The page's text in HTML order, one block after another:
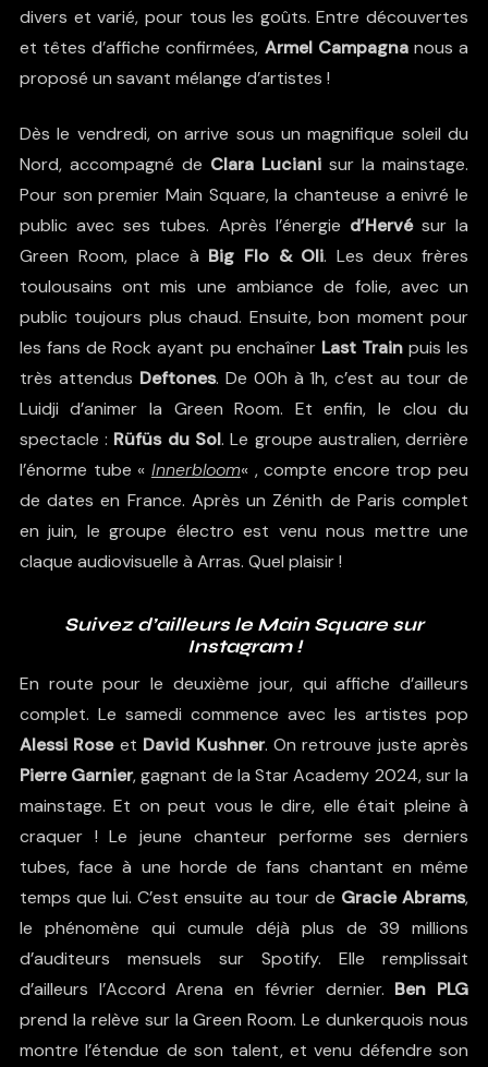
divers et varié, pour tous les goûts. Entre découvertes
et têtes d’affiche confirmées, Armel Campagnanous a
proposé un savant mélange d’artistes !
Dès le vendredi, on arrive sous un magnifique soleil du
Nord, accompagné de Clara Luciani sur la mainstage.
Pour son premier Main Square, la chanteuse a enivré le
public avec ses tubes. Après l’énergie d’Hervésur la
Green Room, place à Big Flo & Oli. Les deux frères
toulousains ont mis une ambiance de folie, avec un
public toujours plus chaud. Ensuite, bon moment pour
les fans de Rock ayant pu enchaînerLast Trainpuis les
très attendus Deftones. De 00h à 1h, c’est au tour de
Luidji d’animer la Green Room. Et enfin, le clou du
spectacle : Rüfüs du Sol. Le groupe australien, derrière
l’énorme tube « Innerbloom« , compte encore trop peu
de dates en France. Après un Zénith de Paris complet
en juin, le groupe électro est venu nous mettre une
claque audiovisuelle à Arras. Quel plaisir !
Suivez d’ailleurs le Main Square sur
Instagram !
En route pour le deuxième jour, qui affiche d’ailleurs
complet. Le samedi commence avec les artistes pop
Alessi Roseet David Kushner. On retrouve juste après
Pierre Garnier, gagnant de la Star Academy 2024, sur la
mainstage. Et on peut vous le dire, elle était pleine à
craquer ! Le jeune chanteur performe ses derniers
tubes, face à une horde de fans chantant en même
temps que lui. C’est ensuite au tour de Gracie Abrams,
le phénomène qui cumule déjà plus de 39 millions
d’auditeurs mensuels sur Spotify. Elle remplissait
d’ailleurs l’Accord Arena en février dernier. Ben PLG
prend la relève sur la Green Room. Le dunkerquois nous
montre l’étendue de son talent, et venu défendre son